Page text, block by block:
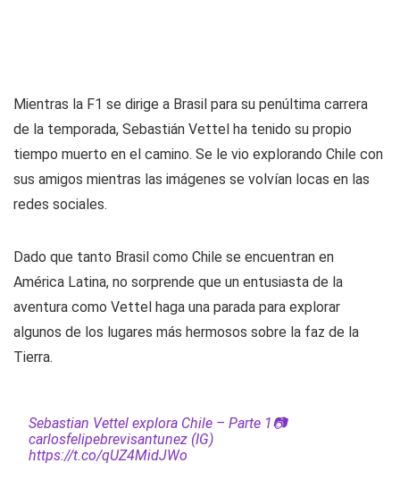
Mientras la F1 se dirige a Brasil para su penúltima carrera
de la temporada, Sebastián Vettel ha tenido su propio
tiempo muerto en el camino. Se le vio explorando Chile con
sus amigos mientras las imágenes se volvían locas en las
redes sociales.
Dado que tanto Brasil como Chile se encuentran en
América Latina, no sorprende que un entusiasta de la
aventura como Vettel haga una parada para explorar
algunos de los lugares más hermosos sobre la faz de la
Tierra.
Sebastian Vettel explora Chile – Parte 1📷
carlosfelipebrevisantunez (IG)
https://t.co/qUZ4MidJWo